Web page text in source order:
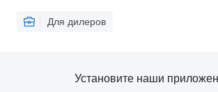
Для дилеров
Установите наши